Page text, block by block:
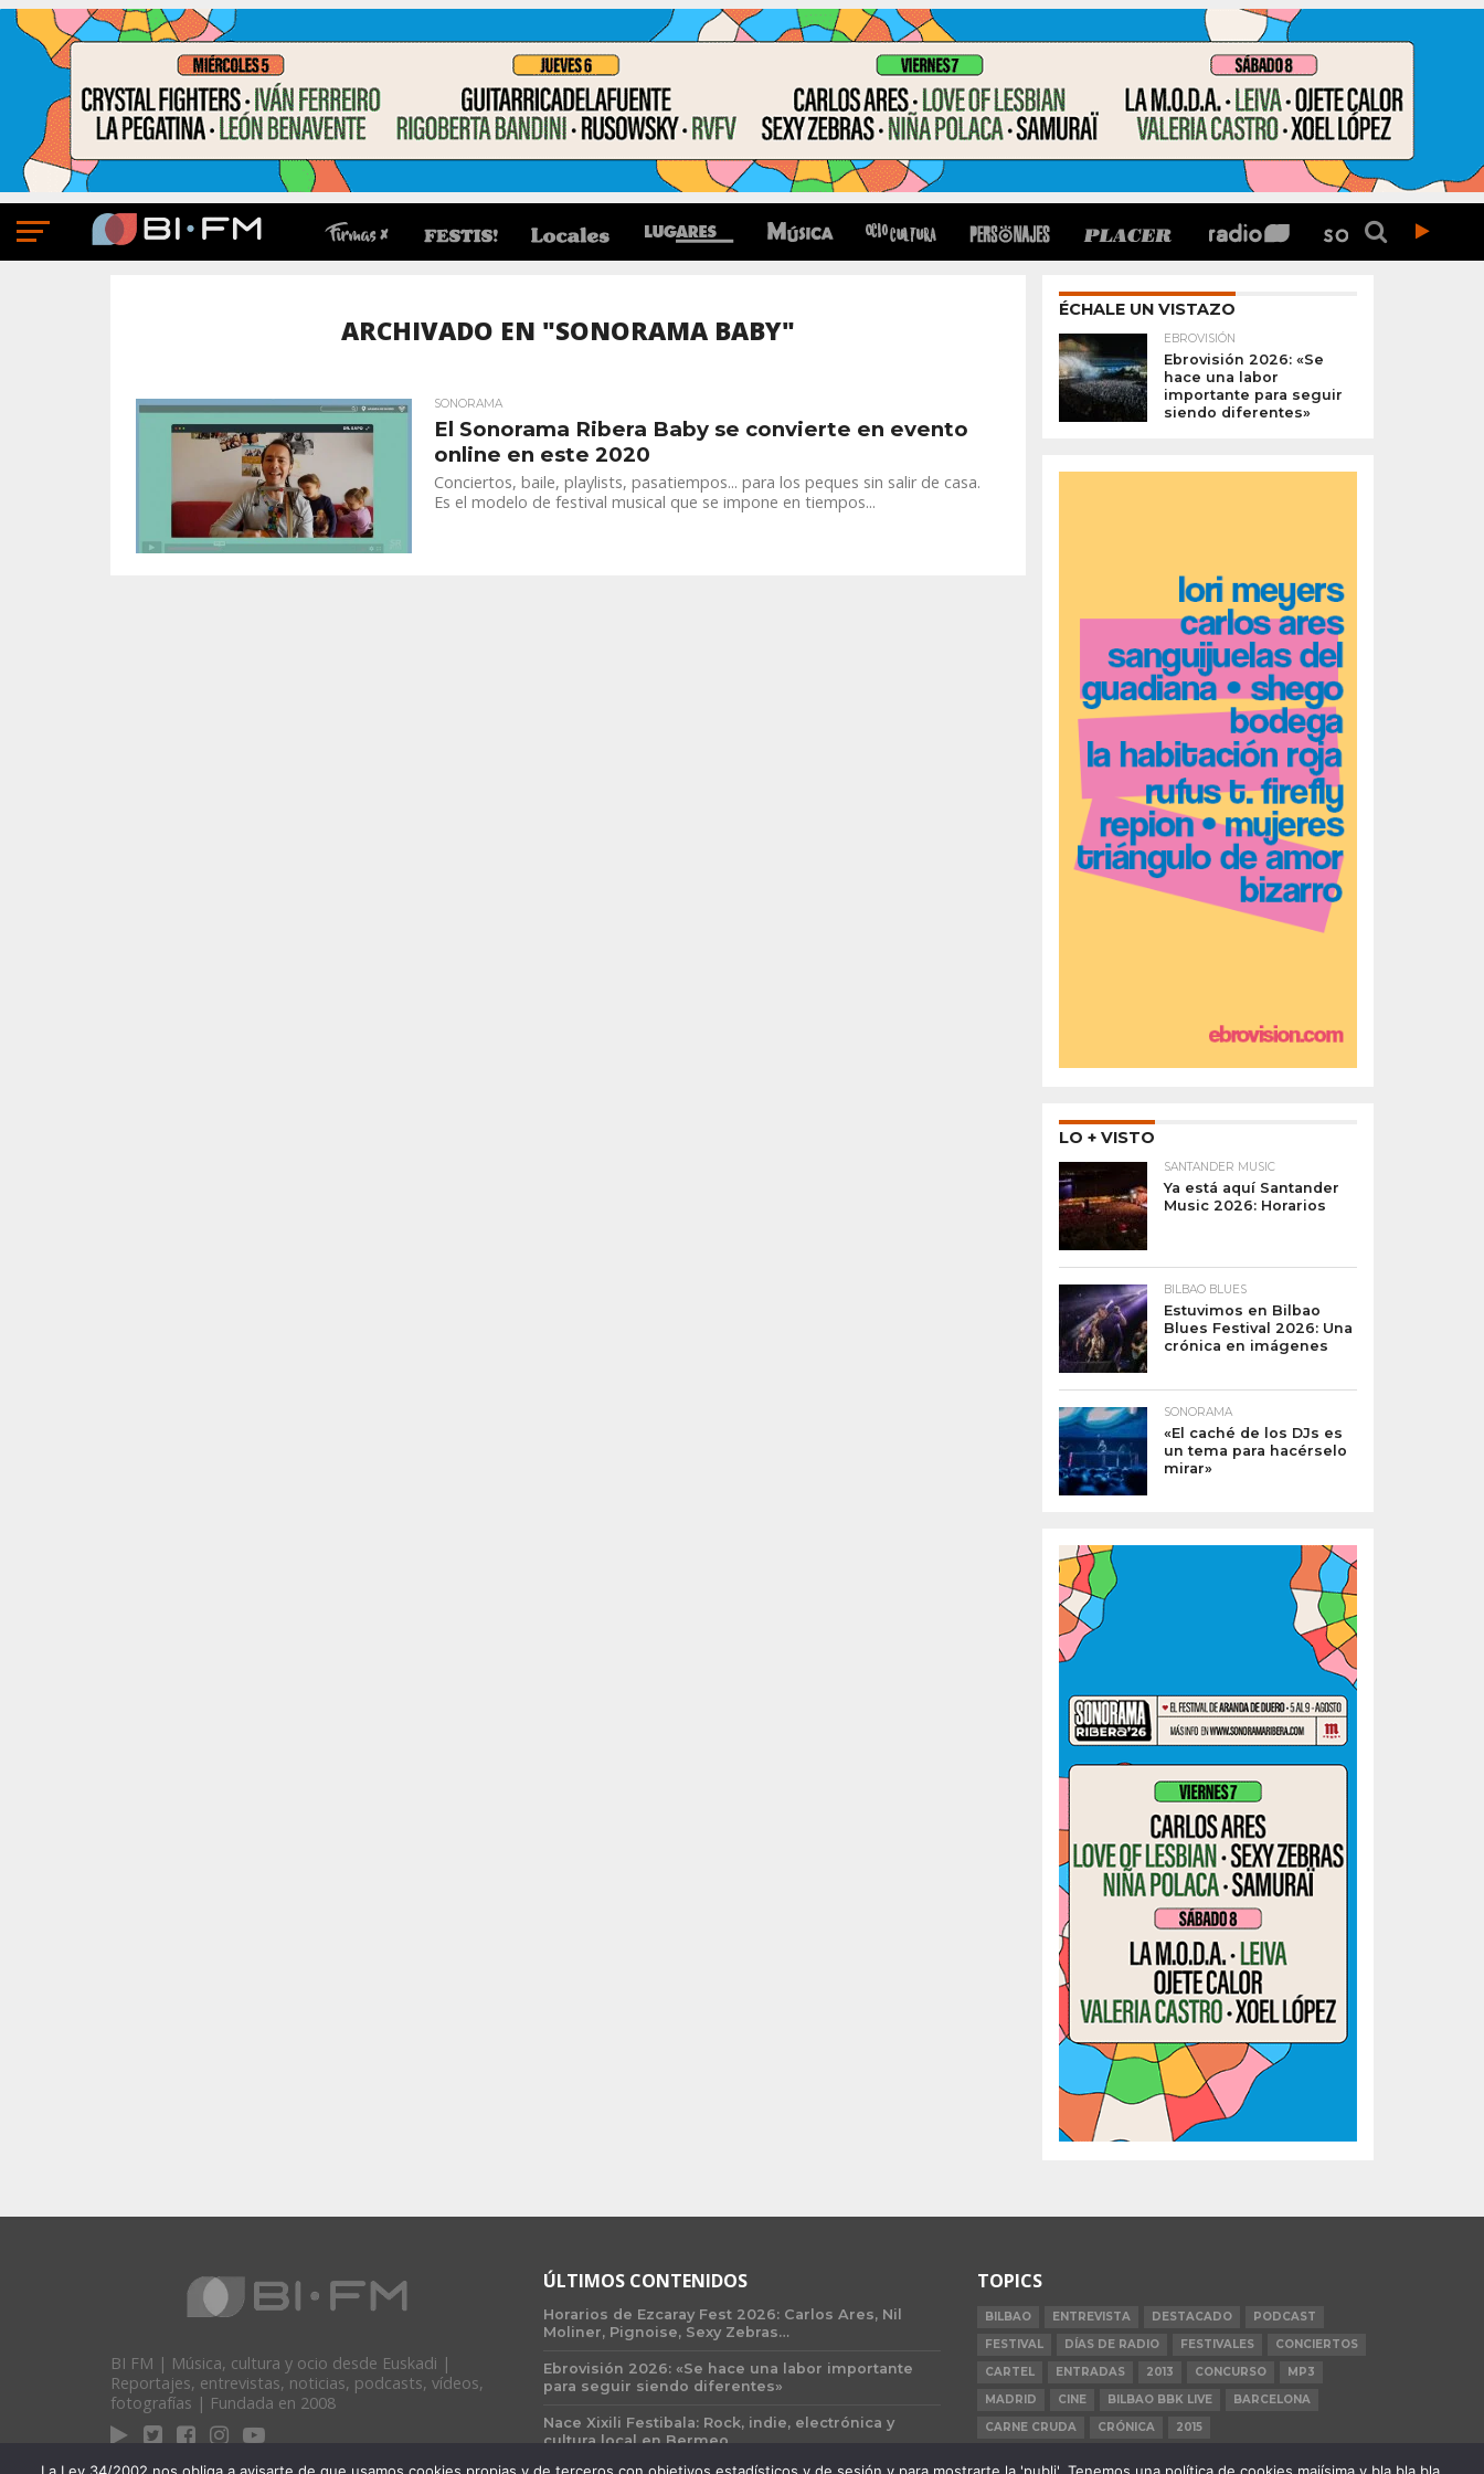
ARCHIVADO EN "SONORAMA BABY"
SONORAMA
El Sonorama Ribera Baby se convierte en evento
online en este 2020
Conciertos, baile, playlists, pasatiempos... para los peques sin salir de casa.
Es el modelo de festival musical que se impone en tiempos...
ÉCHALE UN VISTAZO
EBROVISIÓN
Ebrovisión 2026: «Se
hace una labor
importante para seguir
siendo diferentes»
LO + VISTO
SANTANDER MUSIC
Ya está aquí Santander
Music 2026: Horarios
BILBAO BLUES
Estuvimos en Bilbao
Blues Festival 2026: Una
crónica en imágenes
SONORAMA
«El caché de los DJs es
un tema para hacérselo
mirar»
BI FM | Música, cultura y ocio desde Euskadi |
Reportajes, entrevistas, noticias, podcasts, vídeos,
fotografías | Fundada en 2008
ÚLTIMOS CONTENIDOS
Horarios de Ezcaray Fest 2026: Carlos Ares, Nil
Moliner, Pignoise, Sexy Zebras…
Ebrovisión 2026: «Se hace una labor importante
para seguir siendo diferentes»
Nace Xixili Festibala: Rock, indie, electrónica y
cultura local en Bermeo
TOPICS
BILBAO ENTREVISTA DESTACADO
PODCAST
FESTIVAL
DÍAS DE RADIO FESTIVALES
CONCIERTOS
CARTEL
ENTRADAS 2013 CONCURSO
MP3
MADRID
CINE BILBAO BBK LIVE
BARCELONA
CARNE CRUDA
CRÓNICA 2015